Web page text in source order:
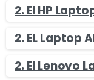
2. El HP
2. EL Laptop
2. El Lenovo